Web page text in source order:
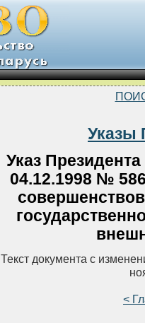
Указы
Указ
04.12.1998 №
Текст документа с
<